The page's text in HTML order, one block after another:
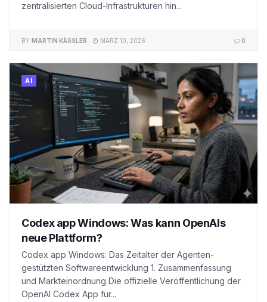
zentralisierten Cloud-Infrastrukturen hin...
BY MARTIN KÄSSLER MÄRZ 10, 2026 0
AI
Codex app Windows: Was kann OpenAIs
neue Plattform?
Codex app Windows: Das Zeitalter der Agenten-
gestützten Softwareentwicklung 1. Zusammenfassung
und Markteinordnung Die offizielle Veröffentlichung der
OpenAI Codex App für...